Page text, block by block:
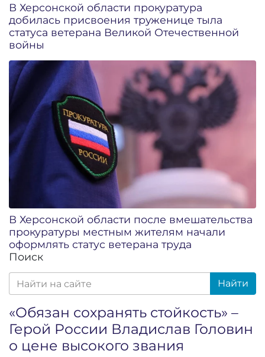
В Херсонской области прокуратура
добилась присвоения труженице тыла
статуса ветерана Великой Отечественной
войны
В Херсонской области после вмешательства
прокуратуры местным жителям начали
оформлять статус ветерана труда
Поиск
Найти
«Обязан сохранять стойкость» –
Герой России Владислав Головин
о цене высокого звания